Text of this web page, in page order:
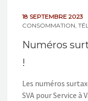
18 SEPTEMBRE 2023
CONSOMMATION,
Numéros
!
Les numéros
SVA pour Service à